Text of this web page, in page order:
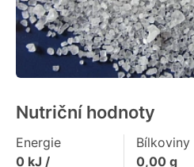
Nutriční hodnoty
Energie
0 kJ /
Bílkoviny
0,00g